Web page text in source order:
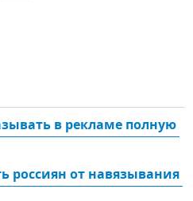
в рекламе полную
россиян от навязывания